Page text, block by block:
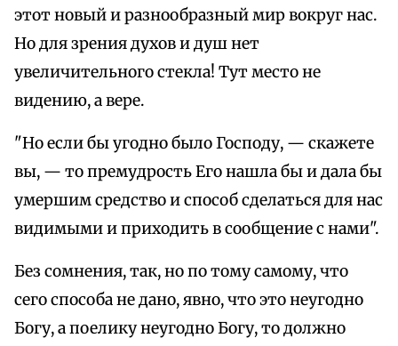
этот новый и разнообразный мир вокруг нас.
Но для зрения духов и душ нет
увеличительного стекла! Тут место не
видению, а вере.
"Но если бы угодно было Господу, — скажете
вы, — то премудрость Его нашла бы и дала бы
умершим средство и способ сделаться для нас
видимыми и приходить в сообщение с нами".
Без сомнения, так, но по тому самому, что
сего способа не дано, явно, что это неугодно
Богу, а поелику неугодно Богу, то должно